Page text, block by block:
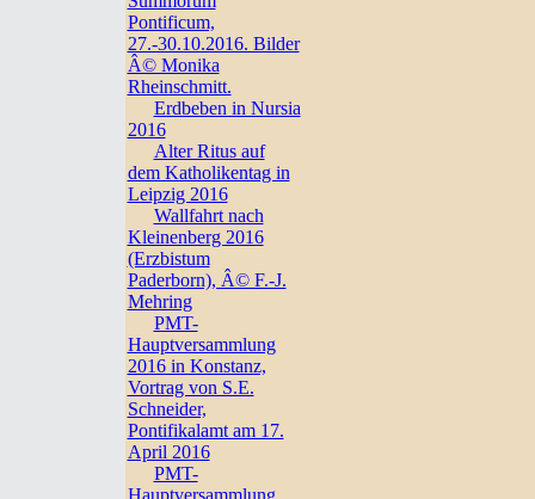
Pontificum,
27.-30.10.2016. Bilder
Â© Monika
Rheinschmitt.
Erdbeben in Nursia
2016
Alter Ritus auf
dem Katholikentag in
Leipzig 2016
Wallfahrt nach
Kleinenberg 2016
(Erzbistum
Paderborn), Â© F.-J.
Mehring
PMT-
Hauptversammlung
2016 in Konstanz,
Vortrag von S.E.
Schneider,
Pontifikalamt am 17.
April 2016
PMT-
Hauptversammlung